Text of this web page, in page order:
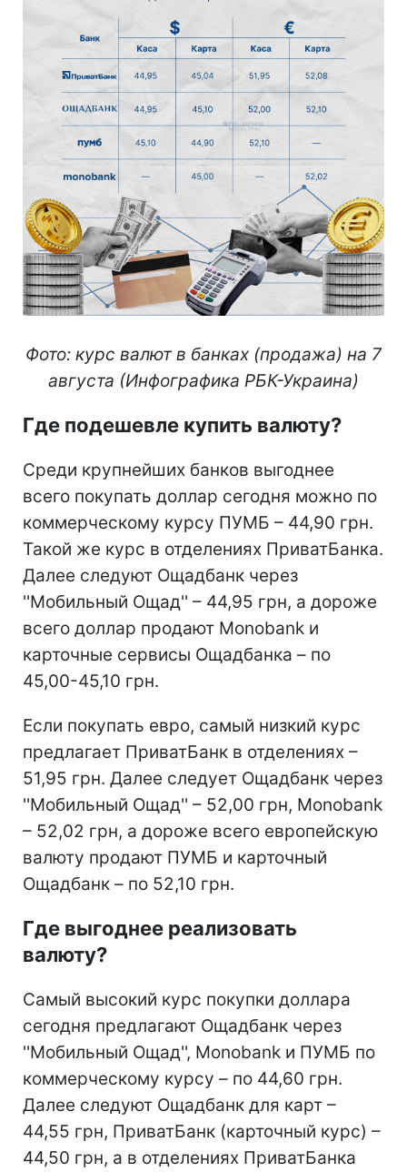
Фото: курс валют в банках (продажа) на 7
августа (Инфографика РБК-Украина)
Где подешевле купить валюту?
Среди крупнейших банков выгоднее
всего покупать доллар сегодня можно по
коммерческому курсу ПУМБ – 44,90 грн.
Такой же курс в отделениях ПриватБанка.
Далее следуют Ощадбанк через
''Мобильный Ощад'' – 44,95 грн, а дороже
всего доллар продают Monobank и
карточные сервисы Ощадбанка – по
45,00-45,10 грн.
Если покупать евро, самый низкий курс
предлагает ПриватБанк в отделениях –
51,95 грн. Далее следует Ощадбанк через
''Мобильный Ощад'' – 52,00 грн, Monobank
– 52,02 грн, а дороже всего европейскую
валюту продают ПУМБ и карточный
Ощадбанк – по 52,10 грн.
Где выгоднее реализовать
валюту?
Самый высокий курс покупки доллара
сегодня предлагают Ощадбанк через
''Мобильный Ощад'', Monobank и ПУМБ по
коммерческому курсу – по 44,60 грн.
Далее следуют Ощадбанк для карт –
44,55 грн, ПриватБанк (карточный курс) –
44,50 грн, а в отделениях ПриватБанка